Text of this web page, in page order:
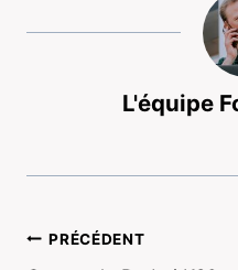
L'équipe
Navigation
PRÉCÉDENT